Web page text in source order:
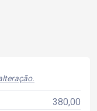
380,00